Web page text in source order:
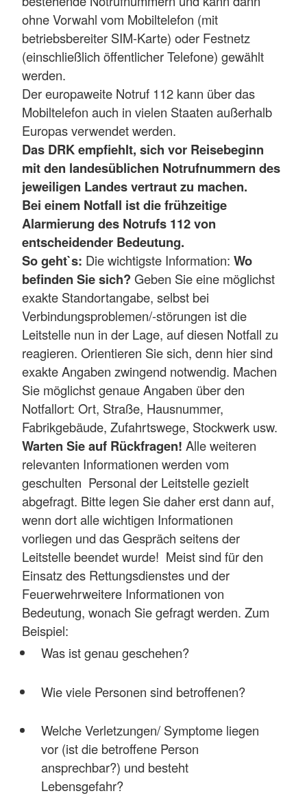
ohne Vorwahl vom Mobiltelefon (mit
betriebsbereiter SIM-Karte) oder Festnetz
(einschließlich öffentlicher Telefone) gewählt
werden.
Der europaweite Notruf 112 kann über das
Mobiltelefon auch in vielen Staaten außerhalb
Europas verwendet werden.
Das DRK empfiehlt, sich vor Reisebeginn
mit den landesüblichen Notrufnummern des
jeweiligen Landes vertraut zu machen.
Bei einem Notfall ist die frühzeitige
Alarmierung des Notrufs 112 von
entscheidender Bedeutung.
So geht`s: Die wichtigste Information: Wo
befinden Sie sich?Geben Sie eine möglichst
exakte Standortangabe, selbst bei
Verbindungsproblemen/-störungen ist die
Leitstelle nun in der Lage, auf diesen Notfall zu
reagieren. Orientieren Sie sich, denn hier sind
exakte Angaben zwingend notwendig. Machen
Sie möglichst genaue Angaben über den
Notfallort: Ort, Straße, Hausnummer,
Fabrikgebäude, Zufahrtswege, Stockwerk usw.
Warten Sie auf Rückfragen! Alle weiteren
relevanten Informationen werden vom
geschulten Personal der Leitstelle gezielt
abgefragt. Bitte legen Sie daher erst dann auf,
wenn dort alle wichtigen Informationen
vorliegen und das Gespräch seitens der
Leitstelle beendet wurde! Meist sind für den
Einsatz des Rettungsdienstes und der
Feuerwehrweitere Informationen von
Bedeutung, wonach Sie gefragt werden. Zum
Beispiel:
Was ist genau geschehen?
Wie viele Personen sind betroffenen?
Welche Verletzungen/ Symptome liegen
vor (ist die betroffene Person
ansprechbar?) und besteht
Lebensgefahr?